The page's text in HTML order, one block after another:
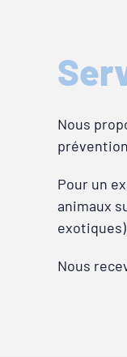
Nous
Pour un
animaux
Nous